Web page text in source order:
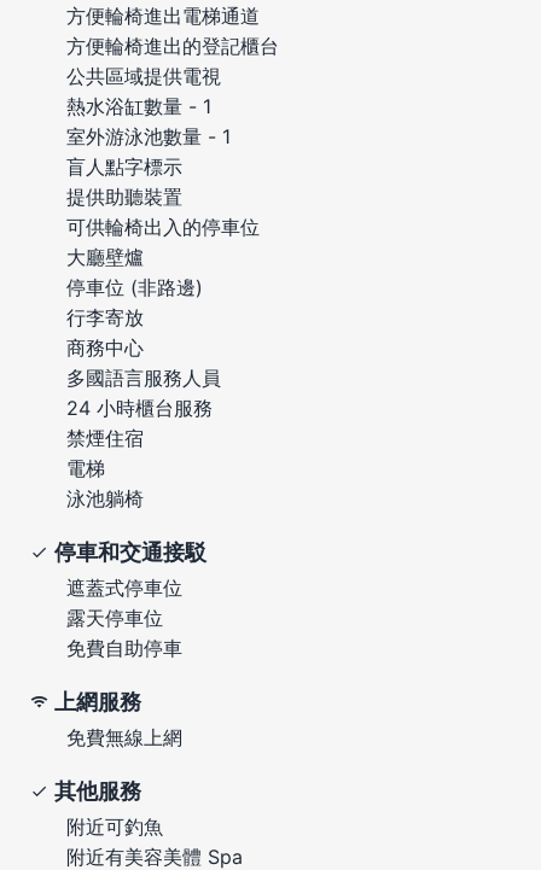
方便輪椅進出電梯通道
方便輪椅進出的登記櫃台
公共區域提供電視
熱水浴缸數量 - 1
室外游泳池數量 - 1
盲人點字標示
提供助聽裝置
可供輪椅出入的停車位
大廳壁爐
停車位 (非路邊)
行李寄放
商務中心
多國語言服務人員
24 小時櫃台服務
禁煙住宿
電梯
泳池躺椅
停車和交通接駁
遮蓋式停車位
露天停車位
免費自助停車
上網服務
免費無線上網
其他服務
附近可釣魚
附近有美容美體 Spa